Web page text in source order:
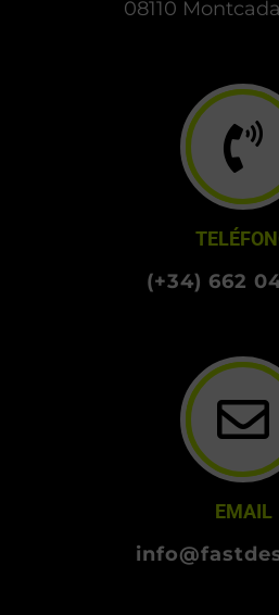
08110
(+34) 662
EMAIL